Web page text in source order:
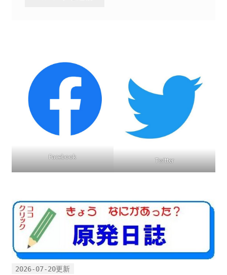
2023.2.7 いまこそ私は原発に反対します
なぜ首都圏でガンが６０万人 増えているのか！？
南海トラフ巨大地震でも原発は大丈夫と言う人々
2025.9.30 市民エネルギーと地域主権
2026.5.6 テレビと原発報道の60年
2026.5.15 原発をとめた人びと
他サイト
Facebook Twitter
2026-07-20更新